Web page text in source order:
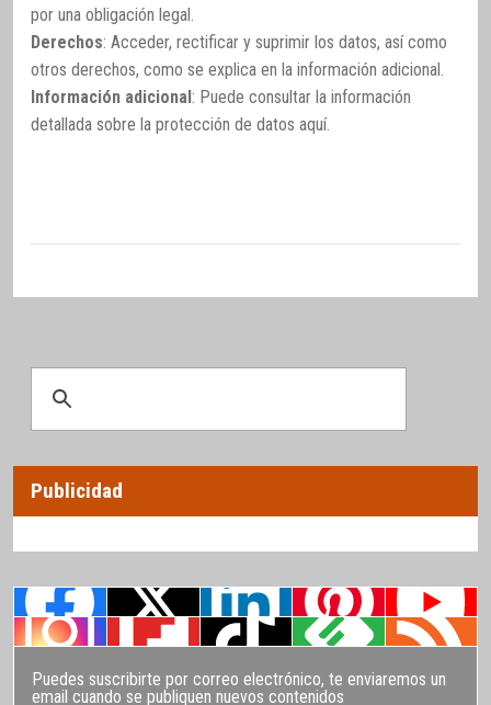
por una obligación legal.
Derechos: Acceder, rectificar y suprimir los datos, así como
otros derechos, como se explica en la información adicional.
Información adicional: Puede consultar la información
detallada sobre la protección de datos aquí.
Publicidad
Puedes suscribirte por correo electrónico, te enviaremos un
email cuando se publiquen nuevos contenidos